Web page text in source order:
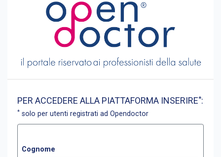
PER ACCEDERE ALLA PIATTAFORMA INSERIRE*:
* solo per utenti registrati ad Opendoctor
Cognome